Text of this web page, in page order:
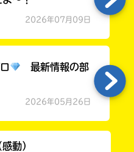
2026年07月09日
最新情報の部
2026年05月26日
動）